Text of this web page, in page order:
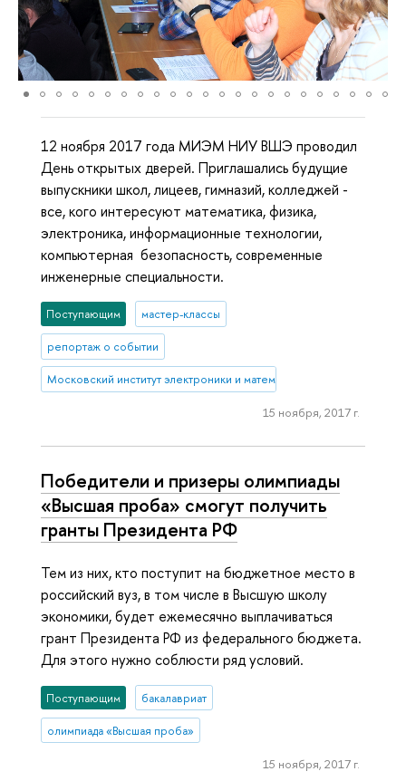
12 ноября 2017 года МИЭМ НИУ ВШЭ проводил
День открытых дверей. Приглашались будущие
выпускники школ, лицеев, гимназий, колледжей -
все, кого интересуют математика, физика,
электроника, информационные технологии,
компьютерная безопасность, современные
инженерные специальности.
Поступающим мастер-классы
репортаж о событии
Московский институт электроники и математики им. А.Н. Тихонова
15 ноября, 2017 г.
Победители и призеры олимпиады
«Высшая проба» смогут получить
гранты Президента РФ
Тем из них, кто поступит на бюджетное место в
российский вуз, в том числе в Высшую школу
экономики, будет ежемесячно выплачиваться
грант Президента РФ из федерального бюджета.
Для этого нужно соблюсти ряд условий.
Поступающим бакалавриат
олимпиада «Высшая проба»
15 ноября, 2017 г.